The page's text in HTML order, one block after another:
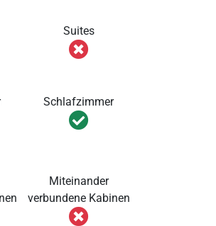
Suites
Schlafzimmer
Miteinander
verbundene Kabinen